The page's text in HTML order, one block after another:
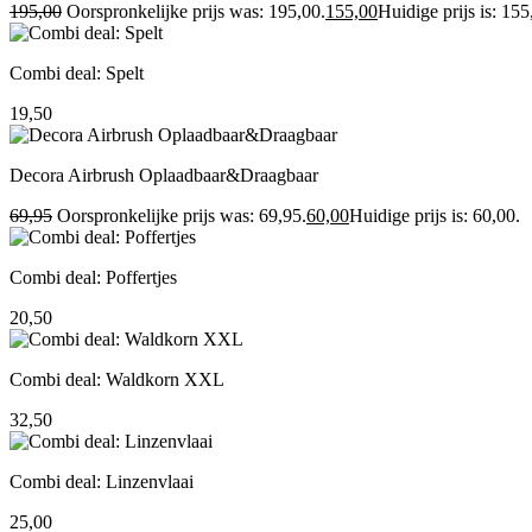
195,00 Oorspronkelijke prijs was: 195,00.155,00Huidige prijs is:
Combi deal: Spelt
19,50
Decora Airbrush Oplaadbaar&Draagbaar
69,95 Oorspronkelijke prijs was: 69,95.60,00Huidige prijs is: 60,00.
Combi deal: Poffertjes
20,50
Combi deal: Waldkorn XXL
32,50
Combi deal: Linzenvlaai
25,00